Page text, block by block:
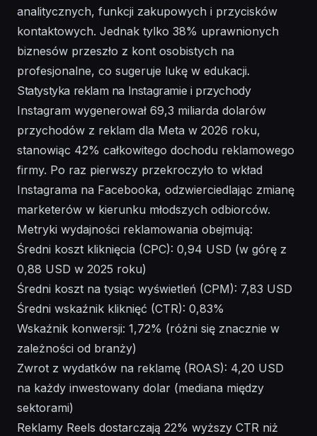
analitycznych, funkcji zakupowych i przycisków
kontaktowych. Jednak tylko 38% uprawnionych
biznesów przeszło z kont osobistych na
profesjonalne, co sugeruje lukę w edukacji.
Statystyka reklam na Instagramie i przychody
Instagram wygenerował 69,3 miliarda dolarów
przychodów z reklam dla Meta w 2026 roku,
stanowiąc 42% całkowitego dochodu reklamowego
firmy. Po raz pierwszy przekroczyło to wkład
Instagrama na Facebooka, odzwierciedlając zmianę
marketerów w kierunku młodszych odbiorców.
Metryki wydajności reklamowania obejmują:
Średni koszt kliknięcia (CPC): 0,94 USD (w górę z
0,88 USD w 2025 roku)
Średni koszt na tysiąc wyświetleń (CPM): 7,83 USD
Średni wskaźnik kliknięć (CTR): 0,83%
Wskaźnik konwersji: 1,72% (różni się znacznie w
zależności od branży)
Zwrot z wydatków na reklamę (ROAS): 4,20 USD
na każdy inwestowany dolar (mediana między
sektorami)
Reklamy Reels dostarczają 22% wyższy CTR niż